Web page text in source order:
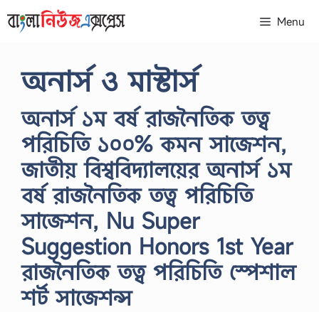
to
Menu
অনার্স ও মাস্টার্স
অনার্স ১ম বর্ষ রাজনৈতিক তত্ব
পরিচিতি ১০০% কমন সাজেশন,
জাতীয় বিশ্ববিদ্যালয়ের অনার্স ১ম
বর্ষ রাজনৈতিক তত্ব পরিচিতি
সাজেশন, Nu Super
Suggestion Honors 1st Year
রাজনৈতিক তত্ব পরিচিতি স্পেশাল
শর্ট সাজেশন্স